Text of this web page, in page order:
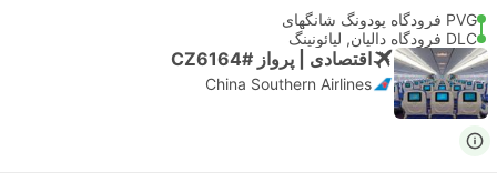
PVG فرودگاه پودونگ شانگهای
DLC فرودگاه دالیان, لیائونینگ
اقتصادی | پرواز #CZ6164
China Southern Airlines